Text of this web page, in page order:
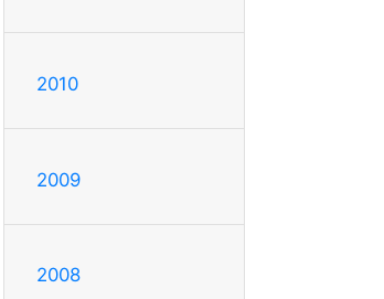
2010
2009
2008